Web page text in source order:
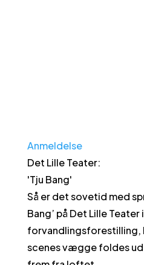
Anmeldelse
Det Lille Teater:
'Tju Bang'
Så er det sovetid med
Bang’ på Det Lille Teater
forvandlingsforestilling,
scenes vægge foldes